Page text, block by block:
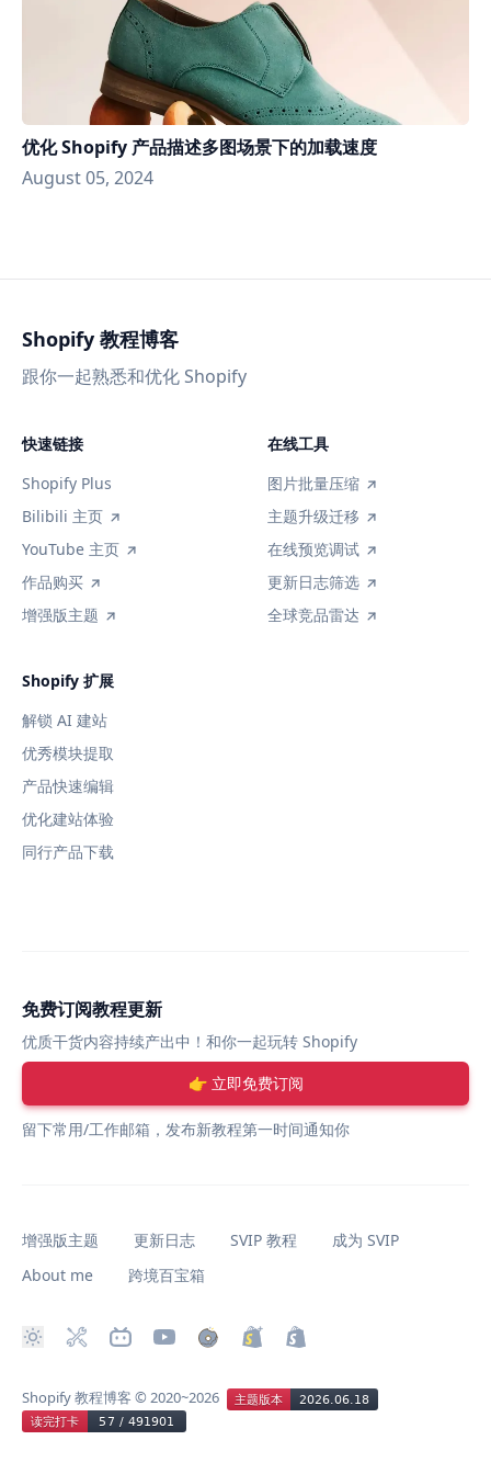
优化 Shopify 产品描述多图场景下的加载速度
August 05, 2024
Shopify 教程博客
跟你一起熟悉和优化 Shopify
快速链接
Shopify Plus
Bilibili 主页
YouTube 主页
作品购买
增强版主题
在线工具
图片批量压缩
主题升级迁移
在线预览调试
更新日志筛选
全球竞品雷达
Shopify 扩展
解锁 AI 建站
优秀模块提取
产品快速编辑
优化建站体验
同行产品下载
免费订阅教程更新
优质干货内容持续产出中！和你一起玩转 Shopify
👉 立即免费订阅
留下常用/工作邮箱，发布新教程第一时间通知你
增强版主题 更新日志 SVIP 教程
成为 SVIP
About me
跨境百宝箱
Shopify 教程博客 © 2020~2026